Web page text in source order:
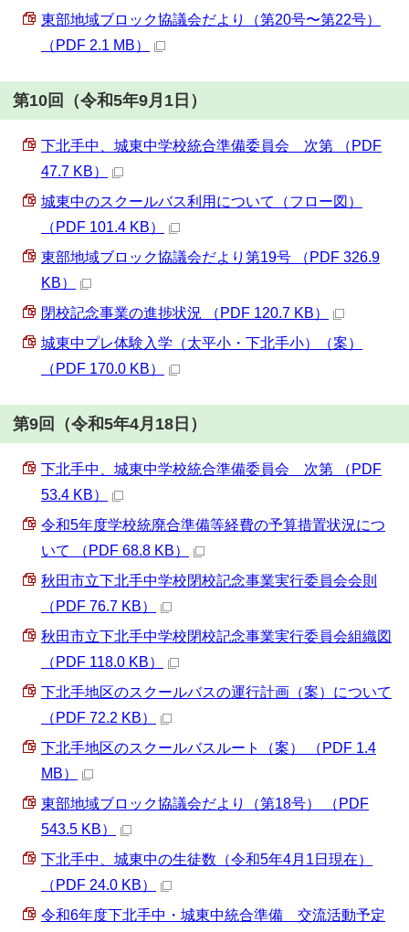
東部地域ブロック協議会だより（第20号〜第22号）
（PDF 2.1 MB）
第10回（令和5年9月1日）
下北手中、城東中学校統合準備委員会 次第 （PDF
47.7 KB）
城東中のスクールバス利用について（フロー図）
（PDF 101.4 KB）
東部地域ブロック協議会だより第19号 （PDF 326.9
KB）
閉校記念事業の進捗状況 （PDF 120.7 KB）
城東中プレ体験入学（太平小・下北手小）（案）
（PDF 170.0 KB）
第9回（令和5年4月18日）
下北手中、城東中学校統合準備委員会 次第 （PDF
53.4 KB）
令和5年度学校統廃合準備等経費の予算措置状況につ
いて （PDF 68.8 KB）
秋田市立下北手中学校閉校記念事業実行委員会会則
（PDF 76.7 KB）
秋田市立下北手中学校閉校記念事業実行委員会組織図
（PDF 118.0 KB）
下北手地区のスクールバスの運行計画（案）について
（PDF 72.2 KB）
下北手地区のスクールバスルート（案） （PDF 1.4
MB）
東部地域ブロック協議会だより（第18号） （PDF
543.5 KB）
下北手中、城東中の生徒数（令和5年4月1日現在）
（PDF 24.0 KB）
令和6年度下北手中・城東中統合準備 交流活動予定